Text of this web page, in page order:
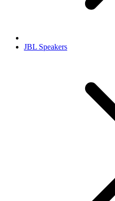
JBL Speakers